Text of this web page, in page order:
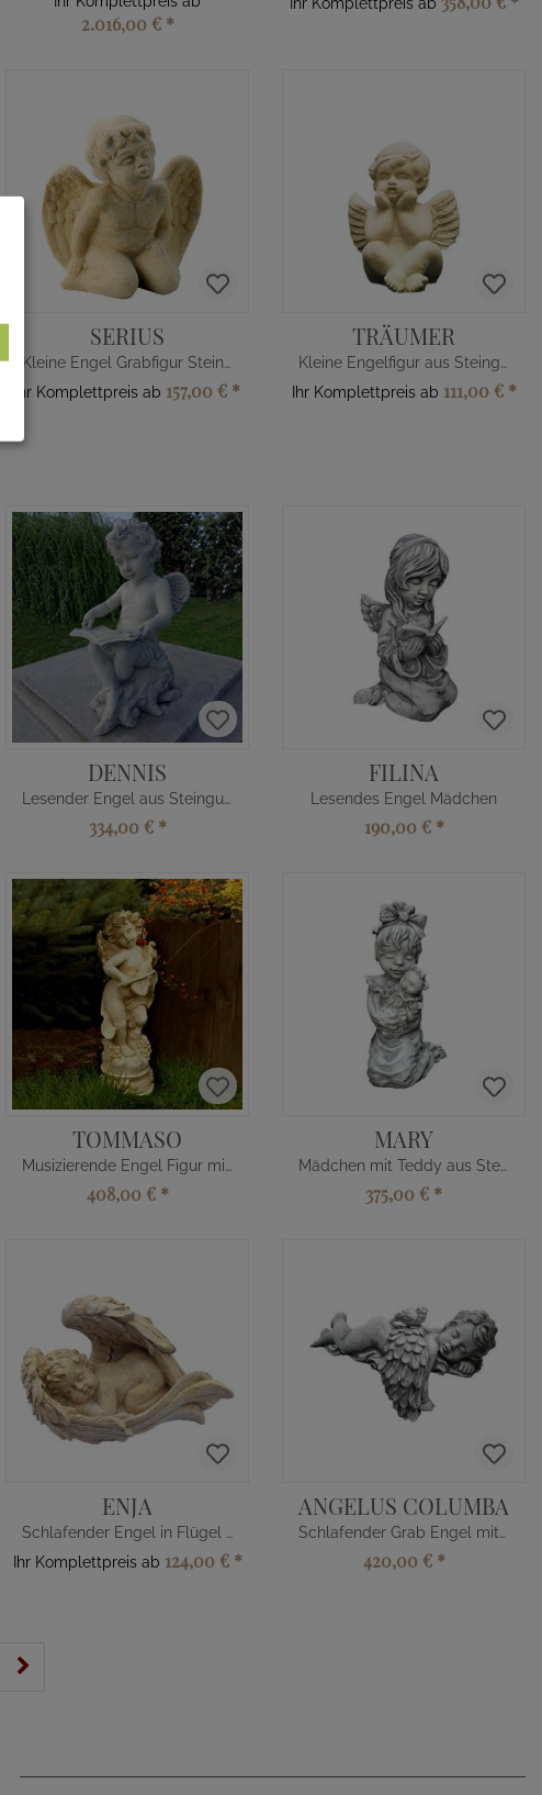
2.016,00 € *
SERIUS
Kleine Engel Grabfigur Steinguss
Ihr Komplettpreis ab 157,00 € *
TRÄUMER
Kleine Engelfigur aus Steinguss zur Deko
Ihr Komplettpreis ab 111,00 € *
DENNIS
Lesender Engel aus Steinguss für Gräber
334,00 € *
FILINA
Lesendes Engel Mädchen
190,00 € *
TOMMASO
Musizierende Engel Figur mit Geige
408,00 € *
MARY
Mädchen mit Teddy aus Stein
375,00 € *
ENJA
Schlafender Engel in Flügel - Steinguss
Ihr Komplettpreis ab 124,00 € *
ANGELUS COLUMBA
Schlafender Grab Engel mit Taube
420,00 € *